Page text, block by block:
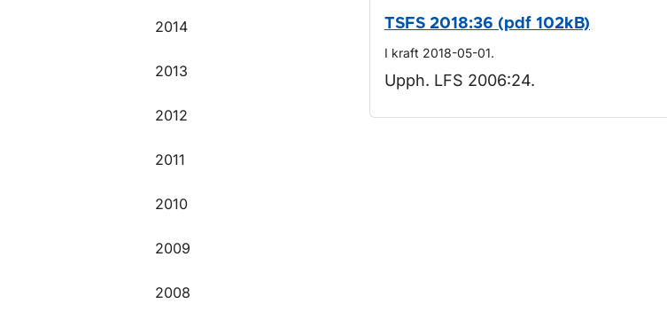
2014
2013
2012
2011
2010
2009
2008
TSFS 2018:36 (pdf 102kB)
I kraft 2018-05-01.
Upph. LFS 2006:24.